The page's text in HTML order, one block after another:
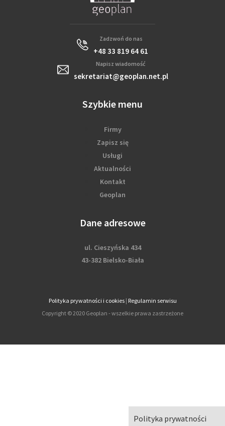
Polityka prywatności
Zadzwoń do nas
+48 33 819 64 61
Napisz wiadomość
sekretariat@geoplan.net.pl
Szybkie menu
Firmy
Zapisz się
Usługi
Aktualności
Kontakt
Geoplan
Dane adresowe
ul. Cieszyńska 434
43-382 Bielsko-Biała
Polityka prywatności i cookies| Regulamin serwisu
Copyright © 2020 Geoplan - wszelkie prawa zastrzeżone